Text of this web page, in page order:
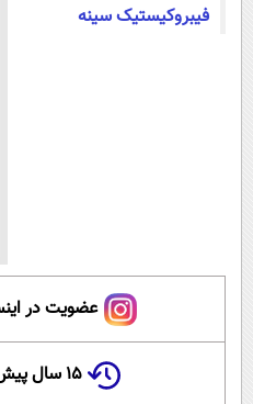
فیبروکیستیک سینه
عضویت در
۱۵ سال پیش در چنین روزی